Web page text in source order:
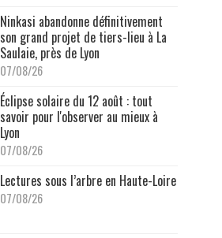
Ninkasi abandonne définitivement
son grand projet de tiers-lieu à La
Saulaie, près de Lyon
07/08/26
Éclipse solaire du 12 août : tout
savoir pour l'observer au mieux à
Lyon
07/08/26
Lectures sous l’arbre en Haute-Loire
07/08/26